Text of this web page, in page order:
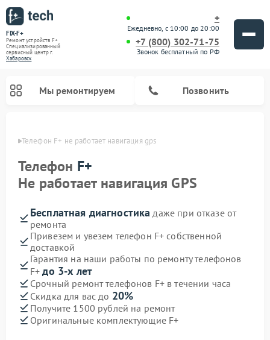
FIX-F+
Ремонт устройств F+
Специализированный
cервисный центр г.
Хабаровск
+
Ежедневно, с 10:00 до 20:00
+7 (800) 302-71-75
Звонок бесплатный по РФ
Мы ремонтируем Позвонить
Телефон F+ не работает навигация gps
Телефон F+
Не работает навигация GPS
Бесплатная диагностика даже при отказе от
ремонта
Привезем и увезем телефон F+ собственной
доставкой
Гарантия на наши работы по ремонту телефонов
F+до 3-х лет
Срочный ремонт телефонов F+ в течении часа
Скидка для вас до 20%
Получите 1500 рублей на ремонт
Оригинальные комплектующие F+